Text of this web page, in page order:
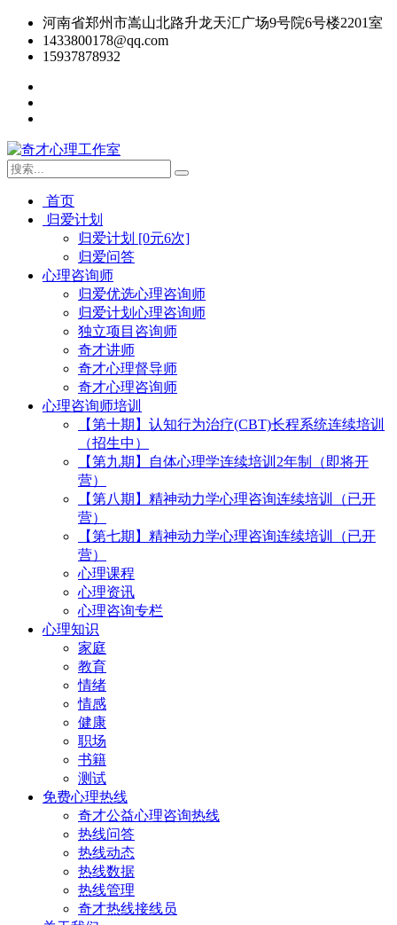
河南省郑州市嵩山北路升龙天汇广场9号院6号楼2201室
1433800178@qq.com
15937878932
首页
归爱计划
归爱计划 [0元6次]
归爱问答
心理咨询师
归爱优选心理咨询师
归爱计划心理咨询师
独立项目咨询师
奇才讲师
奇才心理督导师
奇才心理咨询师
心理咨询师培训
【第十期】认知行为治疗(CBT)长程系统连续培训
（招生中）
【第九期】自体心理学连续培训2年制（即将开
营）
【第八期】精神动力学心理咨询连续培训（已开
营）
【第七期】精神动力学心理咨询连续培训（已开
营）
心理课程
心理资讯
心理咨询专栏
心理知识
家庭
教育
情绪
情感
健康
职场
书籍
测试
免费心理热线
奇才公益心理咨询热线
热线问答
热线动态
热线数据
热线管理
奇才热线接线员